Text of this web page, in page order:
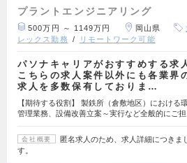
プラントエンジニアリング
500万円 ～ 1149万円 岡山県
レックス勤務
リモートワーク可能
パソナキャリアがおすすめする求
こちらの求人案件以外にも各業界
求人を多数保有しておりま…
【期待する役割】 製鉄所（倉敷地区）における
管理業務、設備改善立案～実行など全般的にご
会社概要
匿名求人のため、求人詳細につきま
す。